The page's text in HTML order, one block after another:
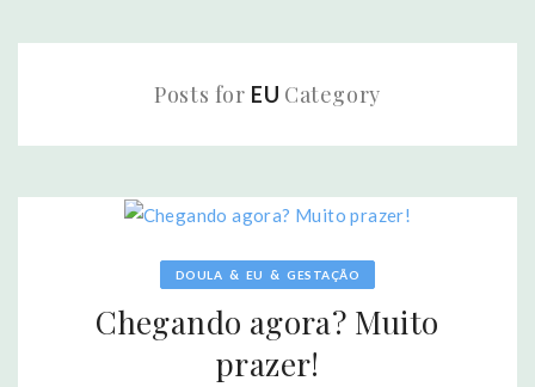
Posts for EU Category
DOULA & EU & GESTAÇÃO
Chegando agora? Muito
prazer!